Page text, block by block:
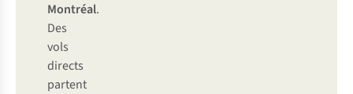
Montréal.
Des
vols
directs
partent